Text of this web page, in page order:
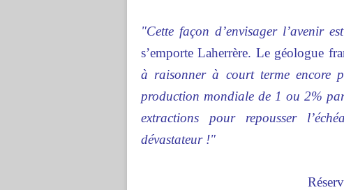
"Cette façon d’envisager l’avenir
s’emporte Laherrère. Le géologue
à raisonner à court terme encore
production mondiale de 1 ou 2%
extractions pour repousser
dévastateur !"